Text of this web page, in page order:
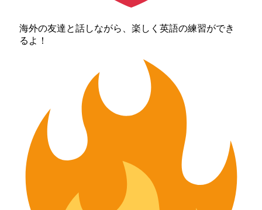
海外の友達と話しながら、楽しく英語の練習ができ
るよ！